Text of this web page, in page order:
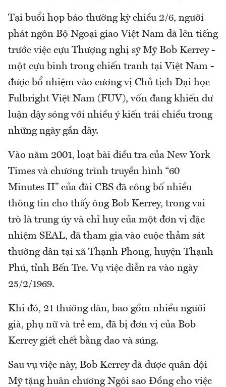
Tại buổi họp báo thường kỳ chiều 2/6, người
phát ngôn Bộ Ngoại giao Việt Nam đã lên tiếng
trước việc cựu Thượng nghị sỹ Mỹ Bob Kerrey -
một cựu binh trong chiến tranh tại Việt Nam -
được bổ nhiệm vào cương vị Chủ tịch Đại học
Fulbright Việt Nam (FUV), vốn đang khiến dư
luận dậy sóng với nhiều ý kiến trái chiều trong
những ngày gần đây.
Vào năm 2001, loạt bài điều tra của New York
Times và chương trình truyền hình “60
Minutes II” của đài CBS đã công bố nhiều
thông tin cho thấy ông Bob Kerrey, trong vai
trò là trung úy và chỉ huy của một đơn vị đặc
nhiệm SEAL, đã tham gia vào cuộc thảm sát
thường dân tại xã Thạnh Phong, huyện Thạnh
Phú, tỉnh Bến Tre. Vụ việc diễn ra vào ngày
25/2/1969.
Khi đó, 21 thường dân, bao gồm nhiều người
già, phụ nữ và trẻ em, đã bị đơn vị của Bob
Kerrey giết chết bằng dao và súng.
Sau vụ việc này, Bob Kerrey đã được quân đội
Mỹ tặng huân chương Ngôi sao Đồng cho việc